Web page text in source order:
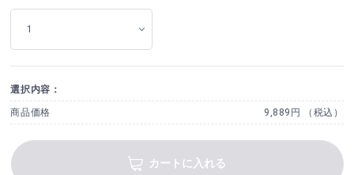
選択内容：
商品価格 9,889円 （税込）
カートに入れる